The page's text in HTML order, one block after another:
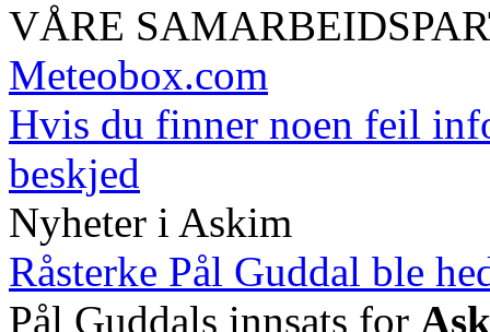
VÅRE
Meteobox.com
Hvis du finner noen feil
beskjed
Nyheter i Askim
Råsterke Pål Guddal ble
Pål Guddals innsats for